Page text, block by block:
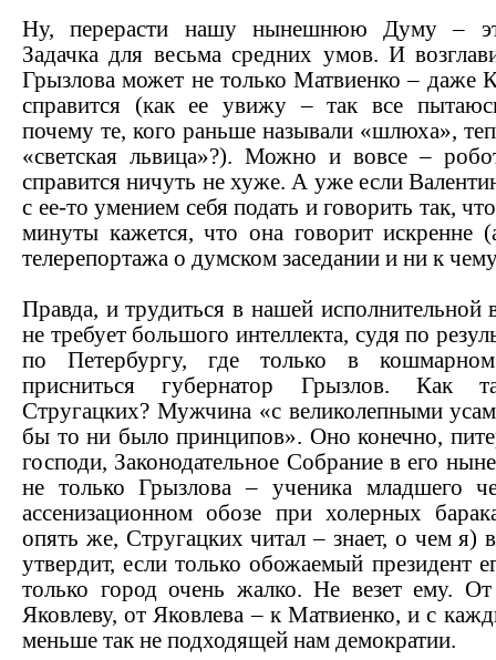
Ну, перерасти нашу нынешнюю Думу –
Задачка для весьма средних умов. И
Грызлова может не только Матвиенко – даже
справится (как ее увижу – так все
почему те, кого раньше называли «шлюха»,
«светская львица»?). Можно и вовсе –
справится ничуть не хуже. А уже если
с ее-то умением себя подать и говорить так,
минуты кажется, что она говорит искренне
телерепортажа о думском заседании и ни к
Правда, и трудиться в нашей
не требует большого интеллекта, судя по
по Петербургу, где только в
присниться губернатор Грызлов.
Стругацких? Мужчина «с великолепными
бы то ни было принципов». Оно конечно,
господи, Законодательное Собрание в его
не только Грызлова – ученика младшего
ассенизационном обозе при холерных
опять же, Стругацких читал – знает, о чем я)
утвердит, если только обожаемый президент
только город очень жалко. Не везет ему.
Яковлеву, от Яковлева – к Матвиенко, и с
меньше так не подходящей нам демократии.